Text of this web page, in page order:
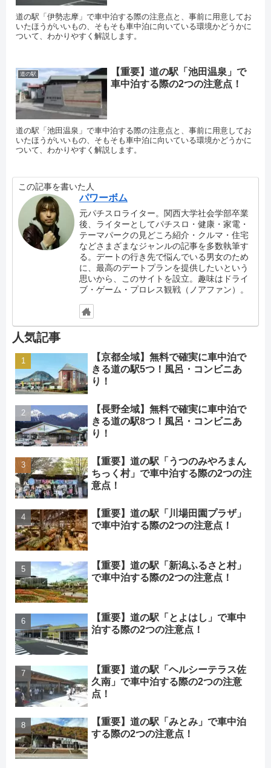
道の駅「伊勢志摩」で車中泊する際の注意点と、事前に用意してお
いたほうがいいもの、そもそも車中泊に向いている環境かどうかに
ついて、わかりやすく解説します。
道の駅
【重要】道の駅「池田温泉」で
車中泊する際の2つの注意点！
道の駅「池田温泉」で車中泊する際の注意点と、事前に用意してお
いたほうがいいもの、そもそも車中泊に向いている環境かどうかに
ついて、わかりやすく解説します。
この記事を書いた人
パワーボム
元パチスロライター。関西大学社会学部卒業
後、ライターとしてパチスロ・健康・家電・
テーマパークの見どころ紹介・クルマ・住宅
などさまざまなジャンルの記事を多数執筆す
る。デートの行き先で悩んでいる男女のため
に、最高のデートプランを提供したいという
思いから、このサイトを設立。趣味はドライ
ブ・ゲーム・プロレス観戦（ノアファン）。
人気記事
【京都全域】無料で確実に車中泊で
きる道の駅5つ！風呂・コンビニあ
り！
【長野全域】無料で確実に車中泊で
きる道の駅8つ！風呂・コンビニあ
り！
【重要】道の駅「うつのみやろまん
ちっく村」で車中泊する際の2つの注
意点！
【重要】道の駅「川場田園プラザ」
で車中泊する際の2つの注意点！
【重要】道の駅「新潟ふるさと村」
で車中泊する際の2つの注意点！
【重要】道の駅「とよはし」で車中
泊する際の2つの注意点！
【重要】道の駅「ヘルシーテラス佐
久南」で車中泊する際の2つの注意
点！
【重要】道の駅「みとみ」で車中泊
する際の2つの注意点！